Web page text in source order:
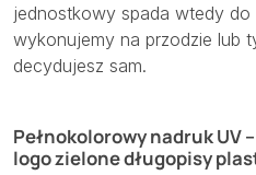
jednostkowy spada wtedy do
wykonujemy na przodzie lub
decydujesz sam.
Pełnokolorowy nadruk UV
logo zielone długopisy